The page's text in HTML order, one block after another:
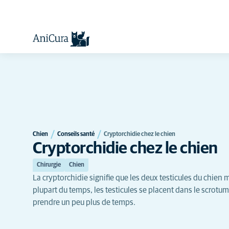
Chien Conseils santé Cryptorchidie chez le chien
Cryptorchidie chez le chien
Chirurgie Chien
La cryptorchidie signifie que les deux testicules du chien
plupart du temps, les testicules se placent dans le
prendre un peu plus de temps.